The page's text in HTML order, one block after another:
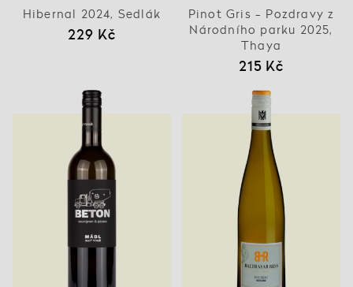
Hibernal 2024, Sedlák
229 Kč
Pinot Gris - Pozdravy z
Národního parku 2025,
Thaya
215 Kč